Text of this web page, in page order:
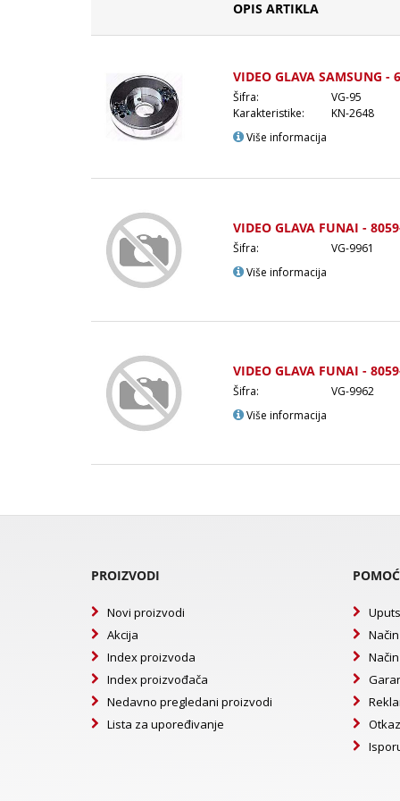
OPIS ARTIKLA
VIDEO GLAVA SAMSUNG -
Šifra:
VG-95
Karakteristike:
KN-2648
Više informacija
VIDEO GLAVA FUNAI -
Šifra:
VG-9961
Više informacija
VIDEO GLAVA FUNAI -
Šifra:
VG-9962
Više informacija
PROIZVODI
Novi proizvodi
Akcija
Index proizvoda
Index proizvođača
Nedavno pregledani proizvodi
Lista za upoređivanje
POMOĆ